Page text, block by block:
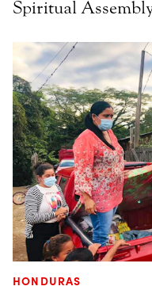
Spiritual
HONDURAS